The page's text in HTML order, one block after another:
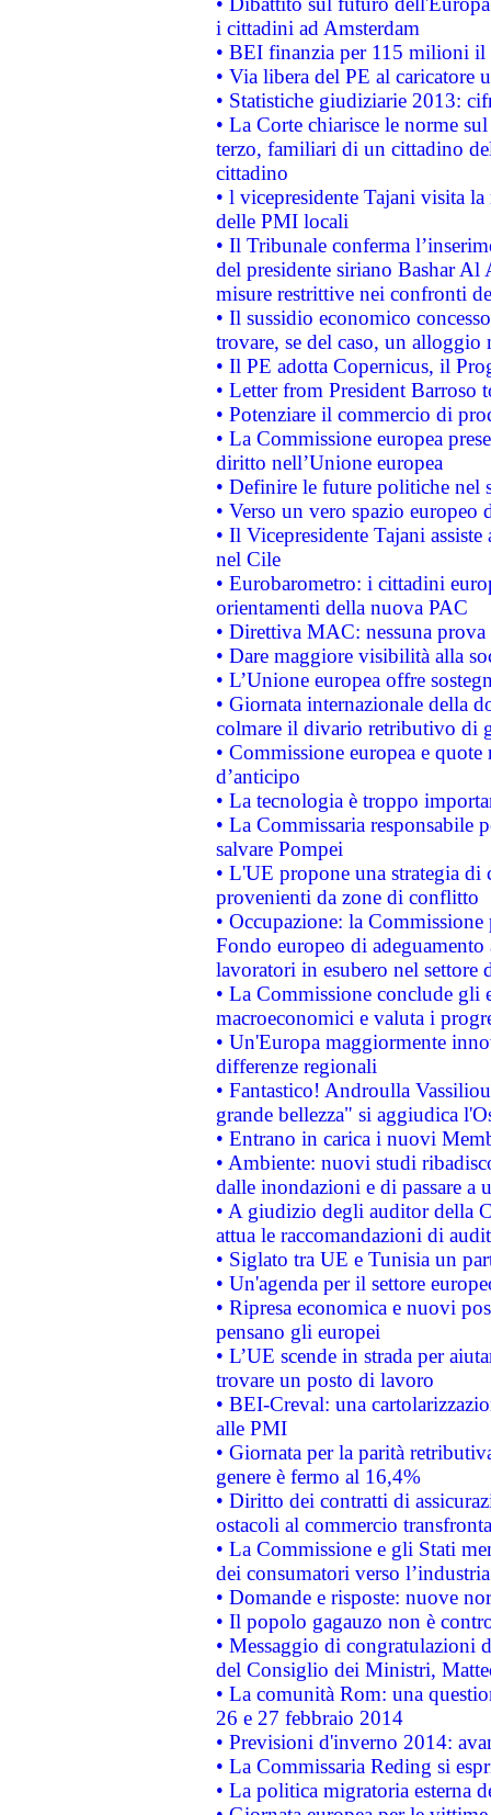
i cittadini ad Amsterdam
• BEI finanzia per 115 milioni
• Via libera del PE al caricatore
• Statistiche giudiziarie 2013:
• La Corte chiarisce le norme
terzo, familiari di un cittadino
cittadino
• l vicepresidente Tajani visita
delle PMI locali
• Il Tribunale conferma
del presidente siriano Bashar Al
misure restrittive nei confronti
• Il sussidio economico
trovare, se del caso, un
• Il PE adotta Copernicus, il
• Letter from President Barroso
• Potenziare il commercio di
• La Commissione europea
diritto nell’Unione europea
• Definire le future politiche nel
• Verso un vero spazio
• Il Vicepresidente Tajani
nel Cile
• Eurobarometro: i cittadini
orientamenti della nuova PAC
• Direttiva MAC: nessuna
• Dare maggiore visibilità alla
• L’Unione europea offre
• Giornata internazionale della
colmare il divario retributivo di
• Commissione europea e
d’anticipo
• La tecnologia è troppo
• La Commissaria responsabile
salvare Pompei
• L'UE propone una strategia
provenienti da zone di conflitto
• Occupazione: la
Fondo europeo di
lavoratori in esubero nel
• La Commissione conclude
macroeconomici e valuta i
• Un'Europa maggiormente
differenze regionali
• Fantastico! Androulla
grande bellezza" si aggiudica
• Entrano in carica i nuovi
• Ambiente: nuovi studi
dalle inondazioni e di passare a
• A giudizio degli auditor della
attua le raccomandazioni di
• Siglato tra UE e Tunisia un
• Un'agenda per il settore
• Ripresa economica e nuovi
pensano gli europei
• L’UE scende in strada per
trovare un posto di lavoro
• BEI-Creval: una
alle PMI
• Giornata per la parità
genere è fermo al 16,4%
• Diritto dei contratti di
ostacoli al commercio
• La Commissione e gli Stati
dei consumatori verso
• Domande e risposte: nuove
• Il popolo gagauzo non è
• Messaggio di congratulazioni
del Consiglio dei Ministri,
• La comunità Rom: una
26 e 27 febbraio 2014
• Previsioni d'inverno 2014:
• La Commissaria Reding si
• La politica migratoria esterna